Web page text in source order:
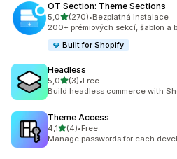
OT Section: Theme Sections
5,0z 5 hvězd
(270)
Celkový počet recenzí: 270
•Bezplatná instalace
200+ prémiových sekcí, šablon a
Built for Shopify
Headless
5,0z 5 hvězd
(3)
Celkový počet recenzí: 3
•Free
Build headless commerce with
Theme Access
4,1z 5 hvězd
(4)
Celkový počet recenzí: 4
•Free
Manage passwords for each